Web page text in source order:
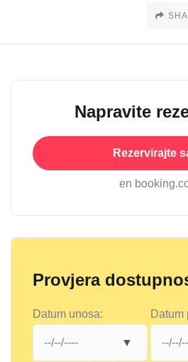
Napravite
Rezervirajte
en
Provjera
Datum unosa: Datum